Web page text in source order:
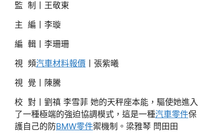
監 制丨王敬東
主 編丨李璇
編 輯丨李珊珊
視 頻汽車材料報價 丨張紫曦
視 覺丨陳騰
校 對丨劉禛 李雪菲 她的天秤座本能，驅使她進入
了一種極端的強迫協調模式，這是一種汽車零件保
護自己的防BMW零件禦機制。梁雅琴 閆田田